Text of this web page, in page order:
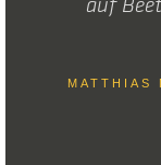
auf
MATTHIAS